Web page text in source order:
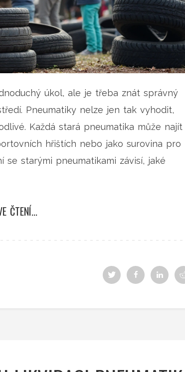
úkol, ale je třeba znát správný
Pneumatiky nelze jen tak vyhodit,
Každá stará pneumatika může najít
hřištích nebo jako surovina pro
se starými pneumatikami závisí, jaké
ČTENÍ...